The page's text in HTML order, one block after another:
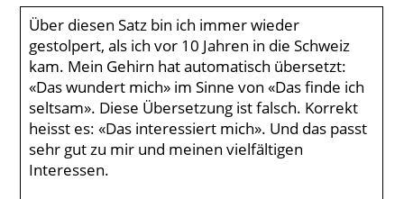
Über diesen Satz bin ich immer wieder
gestolpert, als ich vor 10 Jahren in die Schweiz
kam. Mein Gehirn hat automatisch übersetzt:
«Das wundert mich» im Sinne von «Das finde ich
seltsam». Diese Übersetzung ist falsch. Korrekt
heisst es: «Das interessiert mich». Und das passt
sehr gut zu mir und meinen vielfältigen
Interessen.